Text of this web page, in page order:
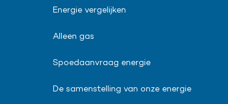
Energie vergelijken
Alleen gas
Spoedaanvraag energie
De samenstelling van onze energie